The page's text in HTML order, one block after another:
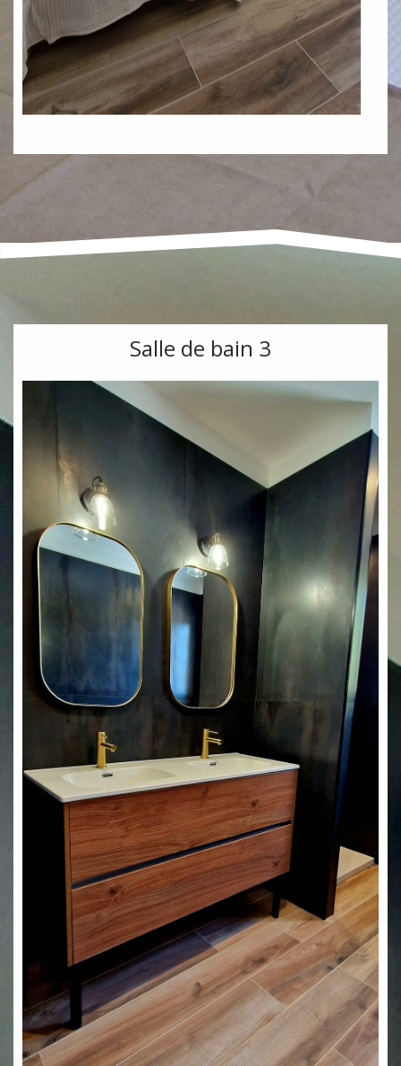
Salle de bain 3